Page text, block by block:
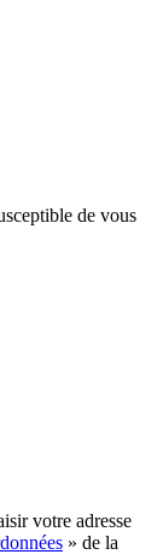
de vous
votre adresse
» de la